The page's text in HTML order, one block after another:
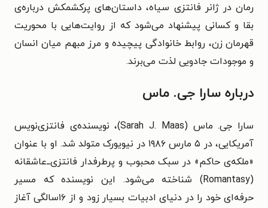
رمان در ژانر فانتزی سیاه، داستان‌های پرکشمکش درباره‌ی
بقا و کسانی پیشنهاد می‌شود که از روایت‌هایی با محوریت
قهرمان زن، روابط خانوادگی پیچیده و مرز مبهم میان انسان
و موجودات جادویی لذت می‌برند.
درباره سارا جی. ماس
سارا جی. ماس (Sarah J. Maas)، نویسنده‌ی فانتزی‌نویس
آمریکایی، در ۵ مارس ۱۹۸۶ در نیویورک متولد شد. او با عنوان
«ملکه‌ی حاکم» در سبک محبوب و پرطرفدار فانتزی‌ـ‌ـ‌عاشقانه
(Romantasy) شناخته می‌شود. این نویسنده که مسیر
حرفه‌ای خود را در دنیای ادبیات بسیار زود و از ۱۶سالگی آغاز